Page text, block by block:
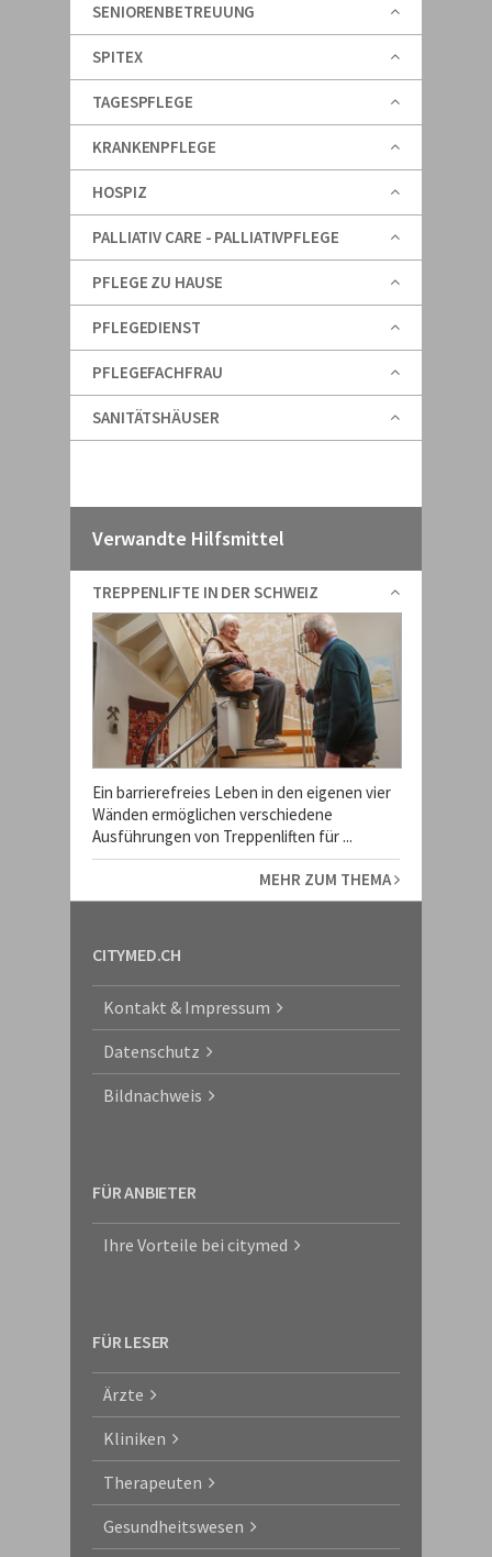
SENIORENBETREUUNG
SPITEX
TAGESPFLEGE
KRANKENPFLEGE
HOSPIZ
PALLIATIV CARE - PALLIATIVPFLEGE
PFLEGE ZU HAUSE
PFLEGEDIENST
PFLEGEFACHFRAU
SANITÄTSHÄUSER
Verwandte Hilfsmittel
TREPPENLIFTE IN DER SCHWEIZ
Ein barrierefreies Leben in den eigenen vier
Wänden ermöglichen verschiedene
Ausführungen von Treppenliften für ...
MEHR ZUM THEMA
CITYMED.CH
Kontakt & Impressum
Datenschutz
Bildnachweis
FÜR ANBIETER
Ihre Vorteile bei citymed
FÜR LESER
Ärzte
Kliniken
Therapeuten
Gesundheitswesen